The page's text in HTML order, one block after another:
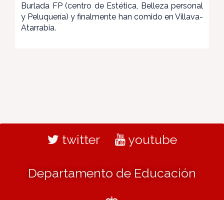
Burlada FP (centro de Estética, Belleza personal
y Peluquería) y finalmente han comido en Villava-
Atarrabia.
twitter youtube
Departamento de Educación